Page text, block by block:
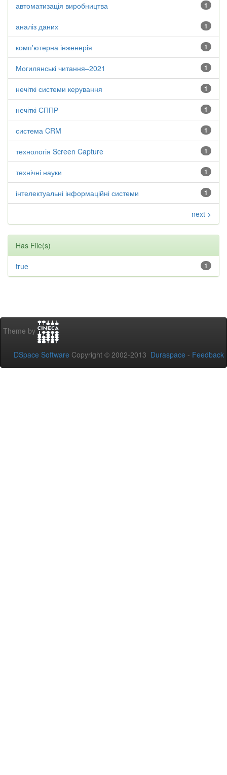
1
автоматизація виробництва
1
аналіз даних
1
комп'ютерна інженерія
1
Могилянські читання–2021
1
нечіткі системи керування
1
нечіткі СППР
1
система CRM
1
технологія Screen Capture
1
технічні науки
1
інтелектуальні інформаційні системи
next >
Has File(s)
1
true
Theme by
DSpace Software Copyright © 2002-2013 Duraspace - Feedback